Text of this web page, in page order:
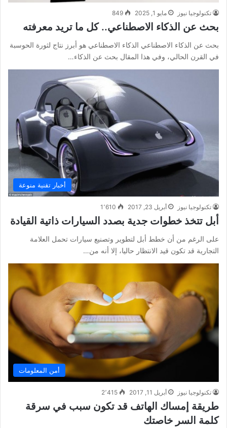
تكنولوجيا نيوز مايو 1, 2025 849
بحث عن الذكاء الاصطناعي.. كل ما تريد معرفته
بحث عن الذكاء الاصطناعي الذكاء الاصطناعي هو أبرز نتاج لثورة الحوسبة
في القرن الحالي، وفي هذا المقال بحث عن الذكاء…
أخبار تقنية منوعة
تكنولوجيا نيوز أبريل 23, 2017 1٬610
أبل تتخذ خطوات جدية بصدد السيارات ذاتية القيادة
على الرغم من أن خطط أبل لتطوير وتصنيع سيارات تحمل العلامة
التجارية قد تكون قيد الانتظار حاليا، إلا أنه من…
أمن المعلومات
تكنولوجيا نيوز أبريل 11, 2017 2٬415
طريقة إمساك الهاتف قد تكون سبب في سرقة
كلمة السر خاصتك